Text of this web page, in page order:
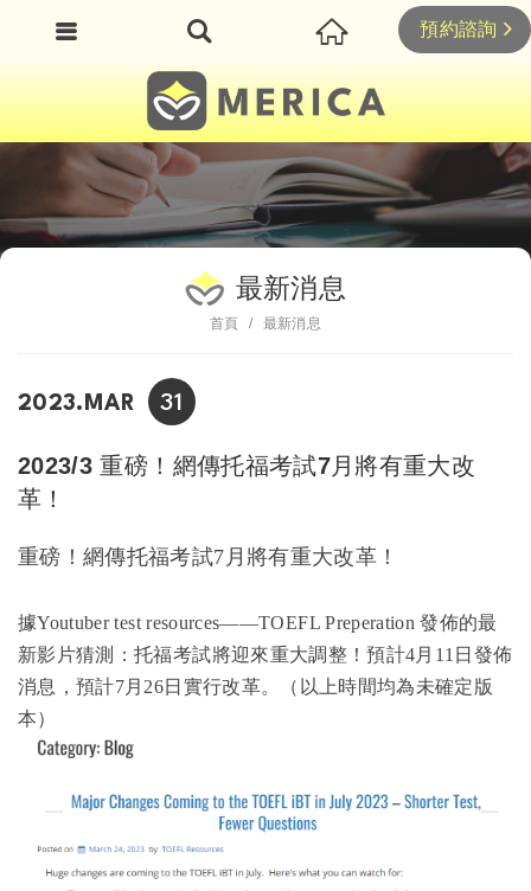
首頁 最新消息
最新消息
2023.MAR 31
2023/3 重磅！網傳托福考試7月將有重大改
革！
重磅！網傳托福考試7月將有重大改革！
據Youtuber test resources——TOEFL Preperation 發佈的最
新影片猜測：托福考試將迎來重大調整！預計4月11日發佈
消息，預計7月26日實行改革。（以上時間均為未確定版
本）
預約諮詢